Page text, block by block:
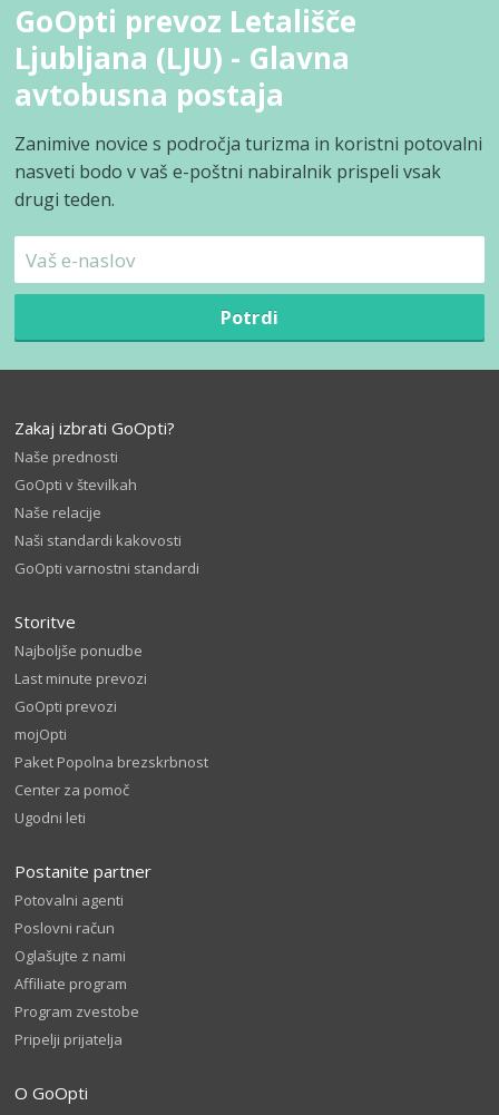
GoOpti prevoz Letališče
Ljubljana (LJU) - Glavna
avtobusna postaja
Zanimive novice s področja turizma in koristni potovalni
nasveti bodo v vaš e-poštni nabiralnik prispeli vsak
drugi teden.
Potrdi
Zakaj izbrati GoOpti?
Naše prednosti
GoOpti v številkah
Naše relacije
Naši standardi kakovosti
GoOpti varnostni standardi
Storitve
Najboljše ponudbe
Last minute prevozi
GoOpti prevozi
mojOpti
Paket Popolna brezskrbnost
Center za pomoč
Ugodni leti
Postanite partner
Potovalni agenti
Poslovni račun
Oglašujte z nami
Affiliate program
Program zvestobe
Pripelji prijatelja
O GoOpti